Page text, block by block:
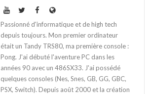
Passionné d'informatique et de high tech
depuis toujours. Mon premier ordinateur
était un Tandy TRS80, ma première console :
Pong. J'ai débuté l'aventure PC dans les
années 90 avec un 486SX33. J'ai possédé
quelques consoles (Nes, Snes, GB, GG, GBC,
PSX, Switch). Depuis août 2000 et la création